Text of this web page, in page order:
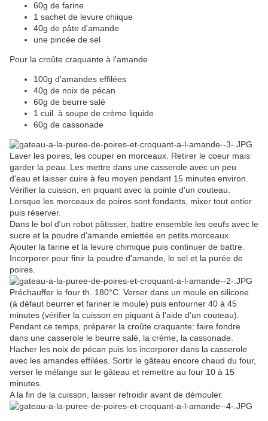
60g de farine
1 sachet de levure chiique
40g de pâte d'amande
une pincée de sel
Pour la croûte craquante à l'amande
100g d'amandes effilées
40g de noix de pécan
60g de beurre salé
1 cuil. à soupe de crème liquide
60g de cassonade
Laver les poires, les couper en morceaux. Retirer le coeur mais
garder la peau. Les mettre dans une casserole avec un peu
d'eau et laisser cuire à feu moyen pendant 15 minutes environ.
Vérifier la cuisson, en piquant avec la pointe d'un couteau.
Lorsque les morceaux de poires sont fondants, mixer tout entier
puis réserver.
Dans le bol d'un robot pâtissier, battre ensemble les oeufs avec le
sucre et la poudre d'amande emiettée en petits morceaux.
Ajouter la farine et la levure chimique puis continuer de battre.
Incorporer pour finir la poudre d'amande, le sel et la purée de
poires.
Préchauffer le four th. 180°C. Verser dans un moule en silicone
(à défaut beurrer et fariner le moule) puis enfourner 40 à 45
minutes (vérifier la cuisson en piquant à l'aide d'un couteau).
Pendant ce temps, préparer la croûte craquante: faire fondre
dans une casserole le beurre salé, la crème, la cassonade.
Hacher les noix de pécan puis les incorporer dans la casserole
avec les amandes effilées. Sortir le gâteau encore chaud du four,
verser le mélange sur le gâteau et remettre au four 10 à 15
minutes.
A la fin de la cuisson, laisser refroidir avant de démouler.